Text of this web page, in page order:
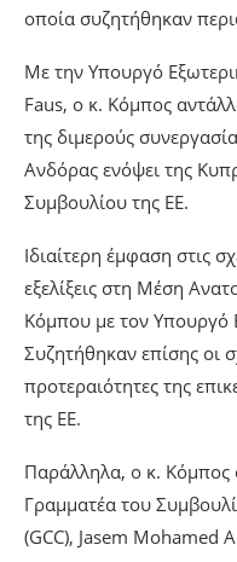
οποία συζητήθηκαν
Με την Υπουργό
Faus, ο κ. Κόμπος
της διμερούς
Ανδόρας ενόψει της
Συμβουλίου της ΕΕ.
Ιδιαίτερη έμφαση στις
εξελίξεις στη Μέση
Κόμπου με τον Υπουργό
Συζητήθηκαν επίσης οι
προτεραιότητες της
της ΕΕ.
Παράλληλα, ο κ. Κόμπος
Γραμματέα του
(GCC), Jasem Mohamed